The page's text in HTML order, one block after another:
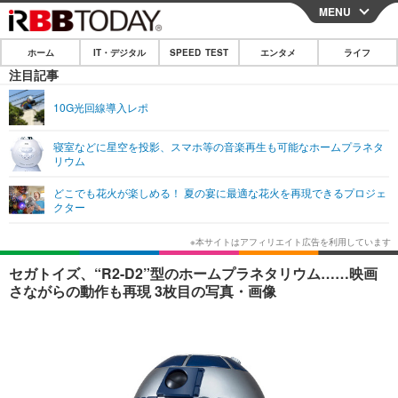
CLOSE
ホーム
IT・デジタル
ショッピング その他
SPEED TEST
エンタメ
エンタメTOP
韓国・芸能
音楽 スポーツ
ライフ
ライフTOP グルメ
ペット ショッピング
リリース一覧
プッシュ通知の停止方法
MENU
ホーム IT・デジタル SPEED TEST エンタメ ライフ
注目記事
10G光回線導入レポ
寝室などに星空を投影、スマホ等の音楽再生も可能なホームプラネタ
リウム
どこでも花火が楽しめる！ 夏の宴に最適な花火を再現できるプロジェ
クター
セガトイズ、“R2-D2”型のホームプラネタリウム……映画
さながらの動作も再現 3枚目の写真・画像